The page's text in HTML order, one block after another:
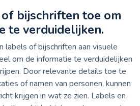
bijschriften toe om
te verduidelijken.
labels of bijschriften aan visuele
om de informatie te verduidelijken
Door relevante details toe te
of namen van personen, kunnen
krijgen in wat ze zien. Labels en